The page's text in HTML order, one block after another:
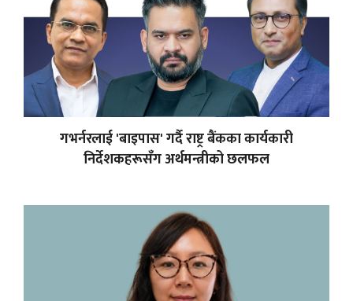
गभर्नरलाई 'बाइपास' गर्दै राष्ट्र बैंकका कार्यकारी
निर्देशकहरूसँग अर्थमन्त्रीको छलफल